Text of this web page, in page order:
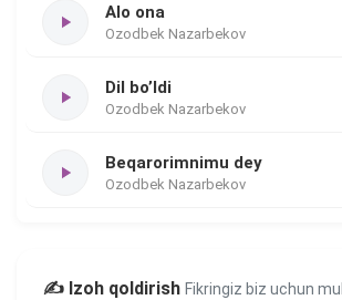
Alo ona
Ozodbek Nazarbekov
Dil bo’ldi
Ozodbek Nazarbekov
Beqarorimnimu dey
Ozodbek Nazarbekov
✍️ Izoh qoldirish Fikringiz biz uchun